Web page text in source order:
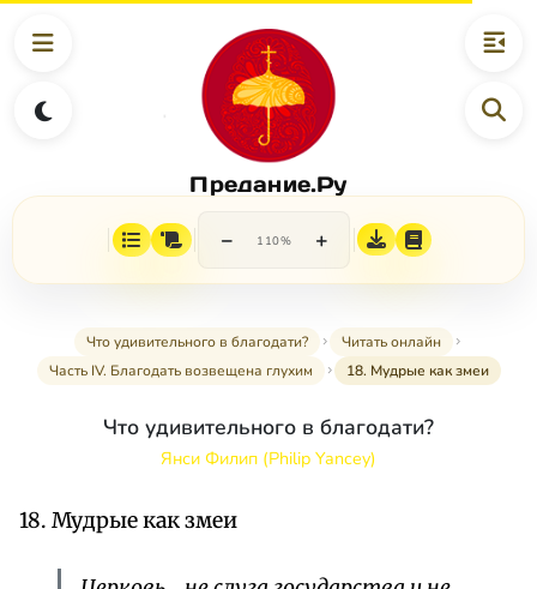
Предание.Ру
− 110% +
Что удивительного в благодати?
Читать онлайн
Часть IV. Благодать возвещена глухим
18. Мудрые как змеи
Что удивительного в благодати?
Янси Филип (Philip Yancey)
18. Мудрые как змеи